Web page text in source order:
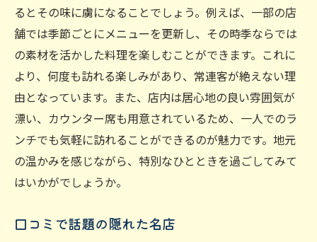
るとその味に虜になることでしょう。例えば、一部の店
舗では季節ごとにメニューを更新し、その時季ならでは
の素材を活かした料理を楽しむことができます。これに
より、何度も訪れる楽しみがあり、常連客が絶えない理
由となっています。また、店内は居心地の良い雰囲気が
漂い、カウンター席も用意されているため、一人でのラ
ンチでも気軽に訪れることができるのが魅力です。地元
の温かみを感じながら、特別なひとときを過ごしてみて
はいかがでしょうか。
口コミで話題の隠れた名店